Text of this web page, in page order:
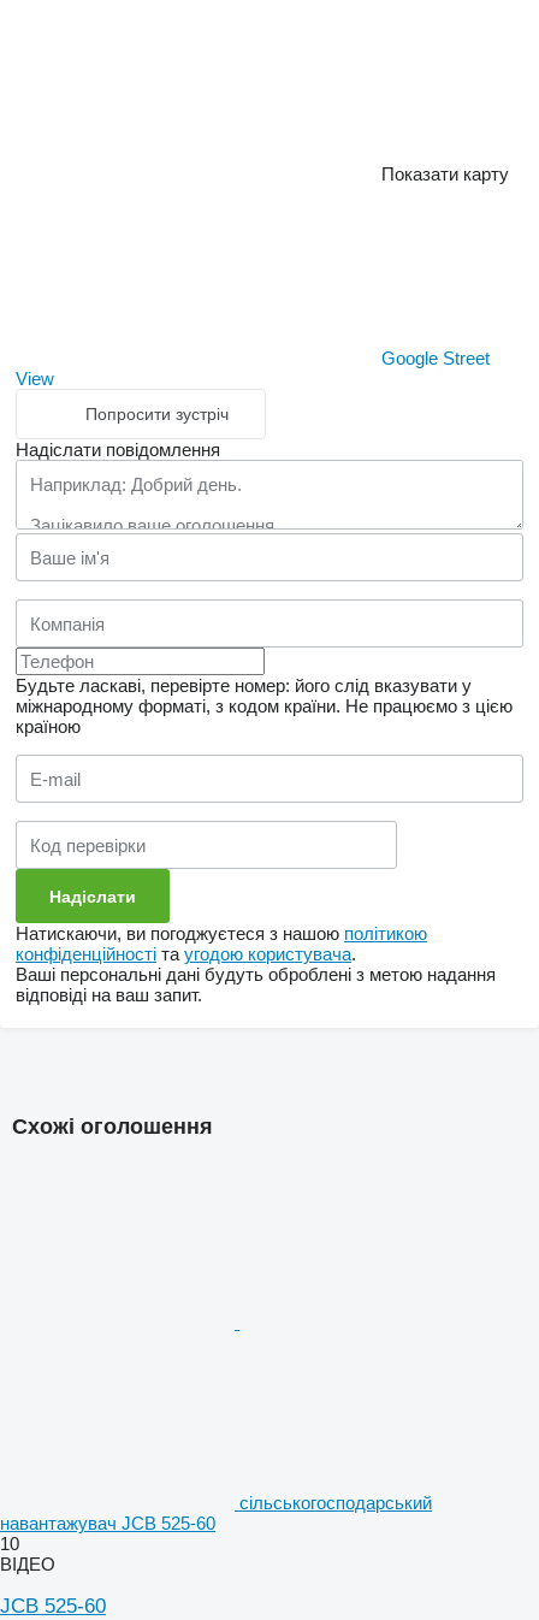
Показати карту
Google Street
View
Попросити зустріч
Надіслати повідомлення
Будьте ласкаві, перевірте номер: його слід вказувати у
міжнародному форматі, з кодом країни. Не працюємо з цією
країною
Натискаючи, ви погоджуєтеся з нашою політикою
конфіденційності та угодою користувача.
Ваші персональні дані будуть оброблені з метою надання
відповіді на ваш запит.
Схожі оголошення
сільськогосподарський
навантажувач JCB 525-60
10
ВІДЕО
JCB 525-60